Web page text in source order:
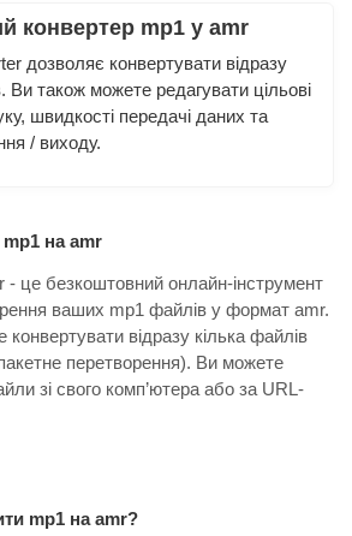
конвертер mp1 у amr
дозволяє конвертувати відразу
Ви також можете редагувати цільові
швидкості передачі даних та
/ виходу.
на amr
це безкоштовний онлайн-інструмент
ваших mp1 файлів у формат amr.
відразу кілька файлів
перетворення). Ви можете
зі свого комп’ютера або за URL-
mp1 на amr?